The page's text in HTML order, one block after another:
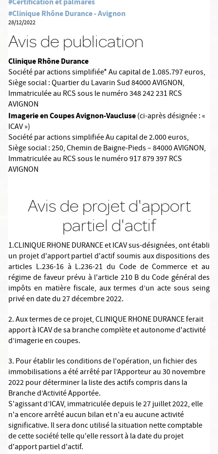
#Clinique Rhône Durance - Avignon
28/12/2022
Avis de publication
Clinique Rhône Durance
Société par actions simplifiée* Au capital de 1.085.797 euros,
Siège social : Quartier du Lavarin Sud 84000 AVIGNON,
Immatriculée au RCS sous le numéro 348 242 231 RCS
AVIGNON
Imagerie en Coupes Avignon-Vaucluse(ci-après désignée : «
ICAV »)
Société par actions simplifiée Au capital de 2.000 euros,
Siège social : 250, Chemin de Baigne-Pieds – 84000 AVIGNON,
Immatriculée au RCS sous le numéro 917 879 397 RCS
AVIGNON
Avis de projet d'apport
partiel d'actif
1.CLINIQUE RHONE DURANCE et ICAV sus-désignées, ont établi
un projet d'apport partiel d'actif soumis aux dispositions des
articles L.236-16 à L.236-21 du Code de Commerce et au
régime de faveur prévu à l'article 210 B du Code général des
impôts en matière fiscale, aux termes d’un acte sous seing
privé en date du 27 décembre 2022.
2. Aux termes de ce projet, CLINIQUE RHONE DURANCE ferait
apport à ICAV de sa branche complète et autonome d'activité
d’imagerie en coupes.
3. Pour établir les conditions de l'opération, un fichier des
immobilisations a été arrêté par l’Apporteur au 30 novembre
2022 pour déterminer la liste des actifs compris dans la
Branche d’Activité Apportée.
S'agissant d’ICAV, immatriculée depuis le 27 juillet 2022, elle
n'a encore arrêté aucun bilan et n'a eu aucune activité
significative. Il sera donc utilisé la situation nette comptable
de cette société telle qu'elle ressort à la date du projet
d'apport partiel d'actif.